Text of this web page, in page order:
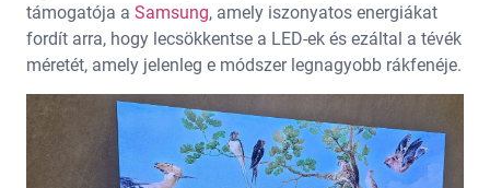
támogatója a Samsung, amely iszonyatos energiákat
fordít arra, hogy lecsökkentse a LED-ek és ezáltal a tévék
méretét, amely jelenleg e módszer legnagyobb rákfenéje.